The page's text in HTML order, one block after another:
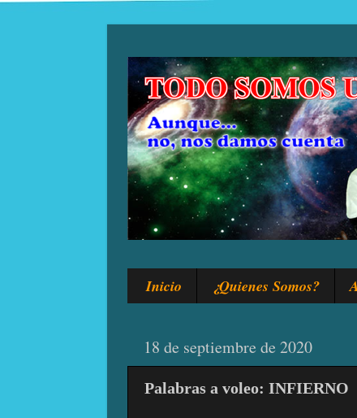
Inicio ¿Quienes Somos?
18 de septiembre de 2020
Palabras a voleo: INFIERNO